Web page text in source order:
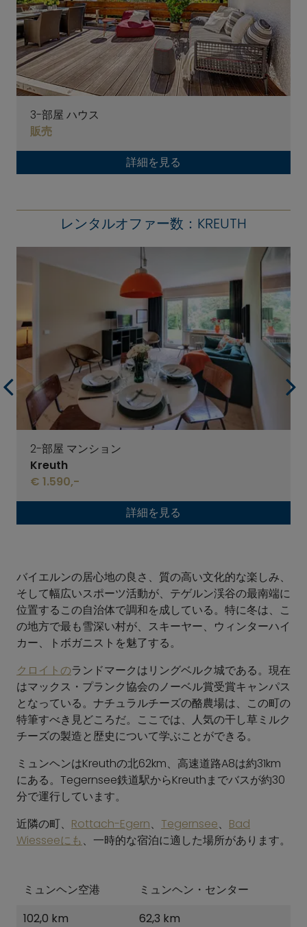
3-部屋 ハウス
販売
詳細を見る
レンタルオファー数：KREUTH
2-部屋 マンション
Kreuth
€ 1.590,-
詳細を見る
バイエルンの居心地の良さ、質の高い文化的な楽しみ、
そして幅広いスポーツ活動が、テゲルン渓谷の最南端に
位置するこの自治体で調和を成している。特に冬は、こ
の地方で最も雪深い村が、スキーヤー、ウィンターハイ
カー、トボガニストを魅了する。
クロイトのランドマークはリングベルク城である。現在
はマックス・プランク協会のノーベル賞受賞キャンパス
となっている。ナチュラルチーズの酪農場は、この町の
特筆すべき見どころだ。ここでは、人気の干し草ミルク
チーズの製造と歴史について学ぶことができる。
ミュンヘンはKreuthの北62km、高速道路A8は約31km
にある。Tegernsee鉄道駅からKreuthまでバスが約30
分で運行しています。
近隣の町、 Rottach-Egern、 Tegernsee、 Bad
Wiesseeにも、一時的な宿泊に適した場所があります。
ミュンヘン空港
ミュンヘン・センター
102,0 km
62,3 km